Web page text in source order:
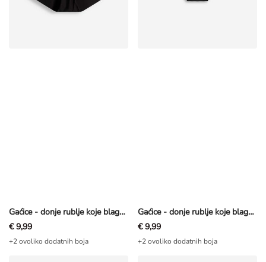
Gaćice - donje rublje koje blago oblikuje figuru - Crna
€ 9,99
+2 ovoliko dodatnih boja
Gaćice - donje rublje koje blago oblikuje figuru - Crna
€ 9,99
+2 ovoliko dodatnih boja